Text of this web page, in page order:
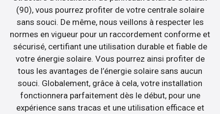
(90), vous pourrez profiter de votre centrale solaire
sans souci. De même, nous veillons à respecter les
normes en vigueur pour un raccordement conforme et
sécurisé, certifiant une utilisation durable et fiable de
votre énergie solaire. Vous pourrez ainsi profiter de
tous les avantages de l’énergie solaire sans aucun
souci. Globalement, grâce à cela, votre installation
fonctionnera parfaitement dès le début, pour une
expérience sans tracas et une utilisation efficace et